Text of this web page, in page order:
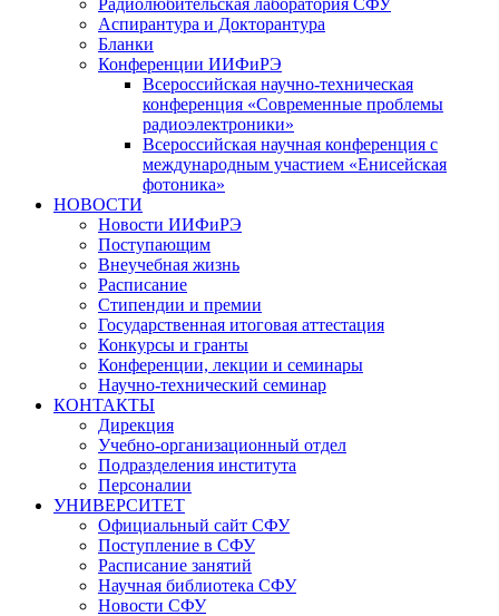
Радиолюбительская лаборатория СФУ
Аспирантура и Докторантура
Бланки
Конференции ИИФиРЭ
Всероссийская научно-техническая
конференция «Современные проблемы
радиоэлектроники»
Всероссийская научная конференция с
международным участием «Енисейская
фотоника»
НОВОСТИ
Новости ИИФиРЭ
Поступающим
Внеучебная жизнь
Расписание
Стипендии и премии
Государственная итоговая аттестация
Конкурсы и гранты
Конференции, лекции и семинары
Научно-технический семинар
КОНТАКТЫ
Дирекция
Учебно-организационный отдел
Подразделения института
Персоналии
УНИВЕРСИТЕТ
Официальный сайт СФУ
Поступление в СФУ
Расписание занятий
Научная библиотека СФУ
Новости СФУ